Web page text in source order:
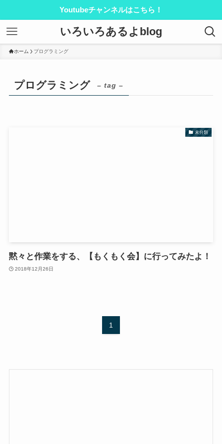
Youtubeチャンネルはこちら！
いろいろあるよblog
ホーム プログラミング
プログラミング – tag –
未分類
黙々と作業をする、【もくもく会】に行ってみたよ！
2018年12月26日
1